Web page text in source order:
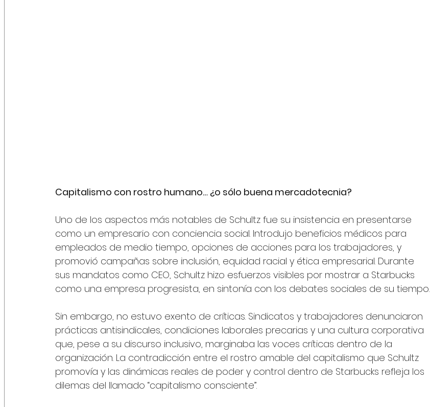
Capitalismo con rostro humano… ¿o sólo buena mercadotecnia?
Uno de los aspectos más notables de Schultz fue su insistencia en presentarse
como un empresario con conciencia social. Introdujo beneficios médicos para
empleados de medio tiempo, opciones de acciones para los trabajadores, y
promovió campañas sobre inclusión, equidad racial y ética empresarial. Durante
sus mandatos como CEO, Schultz hizo esfuerzos visibles por mostrar a Starbucks
como una empresa progresista, en sintonía con los debates sociales de su tiempo.
Sin embargo, no estuvo exento de críticas. Sindicatos y trabajadores denunciaron
prácticas antisindicales, condiciones laborales precarias y una cultura corporativa
que, pese a su discurso inclusivo, marginaba las voces críticas dentro de la
organización. La contradicción entre el rostro amable del capitalismo que Schultz
promovía y las dinámicas reales de poder y control dentro de Starbucks refleja los
dilemas del llamado “capitalismo consciente”.